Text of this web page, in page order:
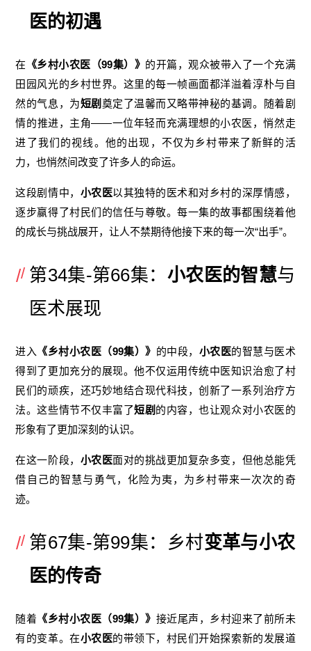
医的初遇
在 《乡村小农医（99集）》 的开篇，观众被带入了一个充满
田园风光的乡村世界。这里的每一帧画面都洋溢着淳朴与自
然的气息，为短剧 奠定了温馨而又略带神秘的基调。随着剧
情的推进，主角——一位年轻而充满理想的小农医，悄然走
进了我们的视线。他的出现，不仅为乡村带来了新鲜的活
力，也悄然间改变了许多人的命运。
这段剧情中， 小农医以其独特的医术和对乡村的深厚情感，
逐步赢得了村民们的信任与尊敬。每一集的故事都围绕着他
的成长与挑战展开，让人不禁期待他接下来的每一次“出手”。
第34集-第66集： 小农医的智慧与
医术展现
进入 《乡村小农医（99集）》 的中段， 小农医的智慧与医术
得到了更加充分的展现。他不仅运用传统中医知识治愈了村
民们的顽疾，还巧妙地结合现代科技，创新了一系列治疗方
法。这些情节不仅丰富了短剧 的内容，也让观众对小农医的
形象有了更加深刻的认识。
在这一阶段， 小农医面对的挑战更加复杂多变，但他总能凭
借自己的智慧与勇气，化险为夷，为乡村带来一次次的奇
迹。
第67集-第99集：乡村变革与小农
医的传奇
随着 《乡村小农医（99集）》 接近尾声，乡村迎来了前所未
有的变革。在小农医的带领下，村民们开始探索新的发展道